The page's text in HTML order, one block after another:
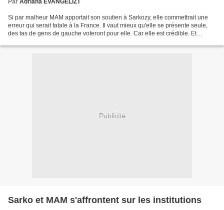
Par Adriana EVANGELIZT
Si par malheur MAM apportait son soutien à Sarkozy, elle commettrait une
erreur qui serait fatale à la France. Il vaut mieux qu'elle se présente seule,
des tas de gens de gauche voteront pour elle. Car elle est crédible. Et
Publicité
Sarko et MAM s'affrontent sur les institutions